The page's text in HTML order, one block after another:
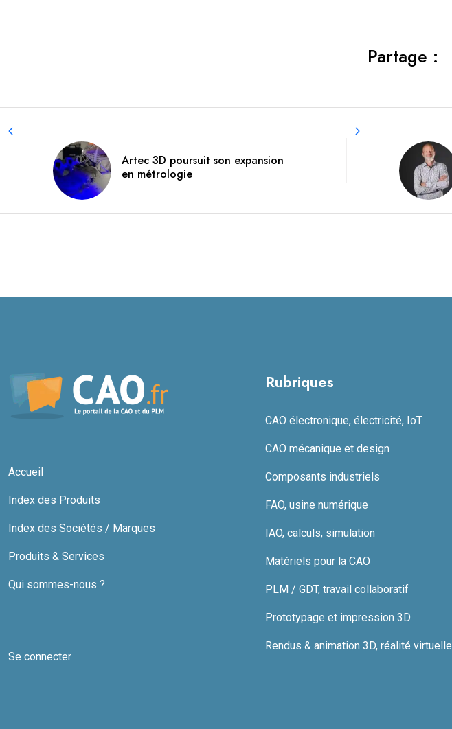
Partage :
Artec 3D poursuit son expansion
en métrologie
Accueil
Index des Produits
Index des Sociétés / Marques
Produits & Services
Qui sommes-nous ?
Se connecter
Rubriques
CAO électronique, électricité, IoT
CAO mécanique et design
Composants industriels
FAO, usine numérique
IAO, calculs, simulation
Matériels pour la CAO
PLM / GDT, travail collaboratif
Prototypage et impression 3D
Rendus & animation 3D, réalité virtuelle